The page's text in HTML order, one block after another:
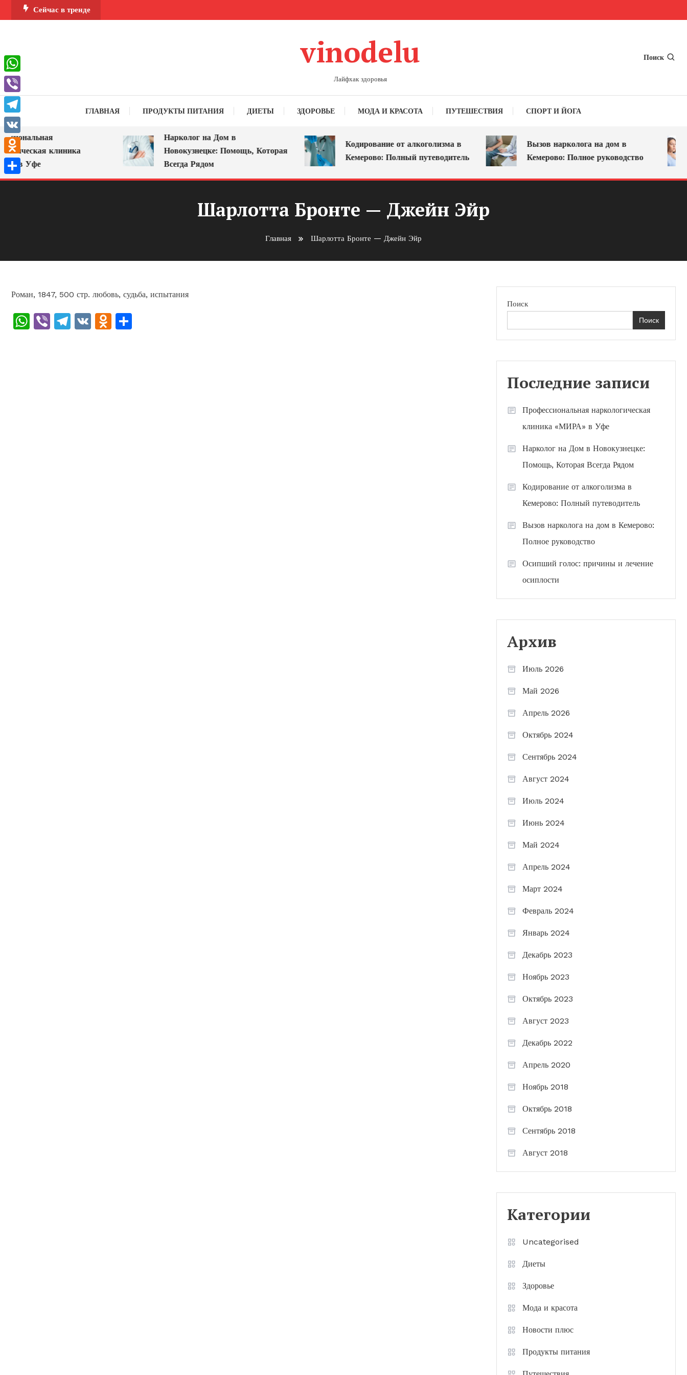
Перейти
к
Сейчас в тренде
vinodelu
Лайфхак здоровья
Поиск
ГЛАВНАЯ ПРОДУКТЫ ПИТАНИЯ ДИЕТЫ ЗДОРОВЬЕ МОДА И КРАСОТА ПУТЕШЕСТВИЯ СПОРТ И ЙОГА
клиника
в Уфе
Нарколог на Дом в
Новокузнецке: Помощь, Которая
Всегда Рядом
Кодирование от алкоголизма в
Кемерово: Полный путеводитель
Вызов нарколога на дом в
Кемерово: Полное руководство
Шарлотта Бронте — Джейн Эйр
Главная Шарлотта Бронте — Джейн Эйр
Роман, 1847, 500 стр. любовь, судьба, испытания
WhatsApp
ViberTelegram
VK Odnoklassniki
Поиск
Поиск
Последние записи
Профессиональная наркологическая
клиника «МИРА» в Уфе
Нарколог на Дом в Новокузнецке:
Помощь, Которая Всегда Рядом
Кодирование от алкоголизма в
Кемерово: Полный путеводитель
Вызов нарколога на дом в Кемерово:
Полное руководство
Осипший голос: причины и лечение
осиплости
Архив
Июль 2026
Май 2026
Апрель 2026
Октябрь 2024
Сентябрь 2024
Август 2024
Июль 2024
Июнь 2024
Май 2024
Апрель 2024
Март 2024
Февраль 2024
Январь 2024
Декабрь 2023
Ноябрь 2023
Октябрь 2023
Август 2023
Декабрь 2022
Апрель 2020
Ноябрь 2018
Октябрь 2018
Сентябрь 2018
Август 2018
Категории
Uncategorised
Диеты
Здоровье
Мода и красота
Новости плюс
Продукты питания
WhatsApp
Viber
Telegram
VK
Odnoklassniki
Отправить